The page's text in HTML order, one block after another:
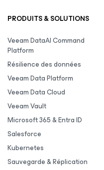
PRODUITS & SOLUTIONS
Veeam DataAI Command
Platform
Résilience des données
Veeam Data Platform
Veeam Data Cloud
Veeam Vault
Microsoft 365 & Entra ID
Salesforce
Kubernetes
Sauvegarde & Réplication